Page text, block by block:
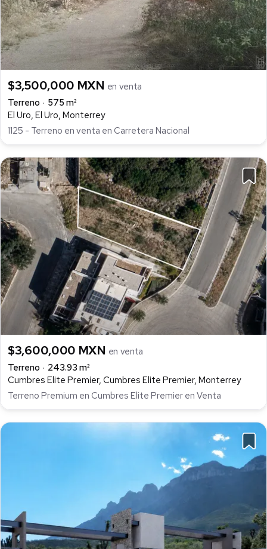
$3,500,000 MXN en venta
Terreno
575 m²
El Uro, El Uro, Monterrey
1125 - Terreno en venta en Carretera Nacional
$3,600,000 MXN en venta
Terreno
243.93 m²
Cumbres Elite Premier, Cumbres Elite Premier, Monterrey
Terreno Premium en Cumbres Elite Premier en Venta